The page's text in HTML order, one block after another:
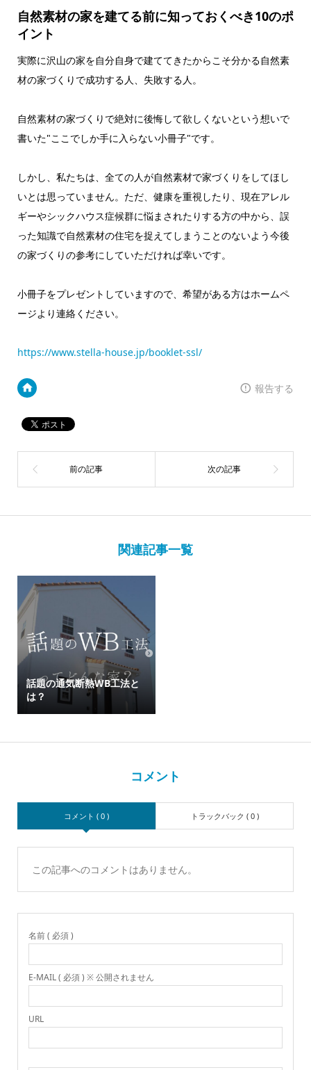
自然素材の家を建てる前に知っておくべき10のポ
イント
実際に沢山の家を自分自身で建ててきたからこそ分かる自然素
材の家づくりで成功する人、失敗する人。
自然素材の家づくりで絶対に後悔して欲しくないという想いで
書いた"ここでしか手に入らない小冊子"です。
しかし、私たちは、全ての人が自然素材で家づくりをしてほし
いとは思っていません。ただ、健康を重視したり、現在アレル
ギーやシックハウス症候群に悩まされたりする方の中から、誤
った知識で自然素材の住宅を捉えてしまうことのないよう今後
の家づくりの参考にしていただければ幸いです。
小冊子をプレゼントしていますので、希望がある方はホームペ
ージより連絡ください。
https://www.stella-house.jp/booklet-ssl/
報告する
関連記事一覧
話題の通気断熱WB工法と
は？
コメント
コメント ( 0 ) トラックバック ( 0 )
この記事へのコメントはありません。
名前 ( 必須 )
E-MAIL ( 必須 ) ※ 公開されません
URL